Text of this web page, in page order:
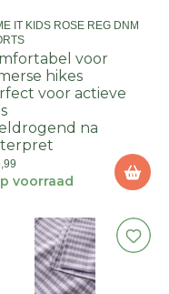
IT KIDS ROSE REG DNM
voor
hikes
voor actieve
na
voorraad